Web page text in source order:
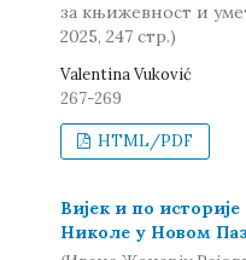
за књижевност и
2025, 247 стр.)
Valentina Vuković
267-269
HTML/PDF
Вијек и по
Николе у Новом